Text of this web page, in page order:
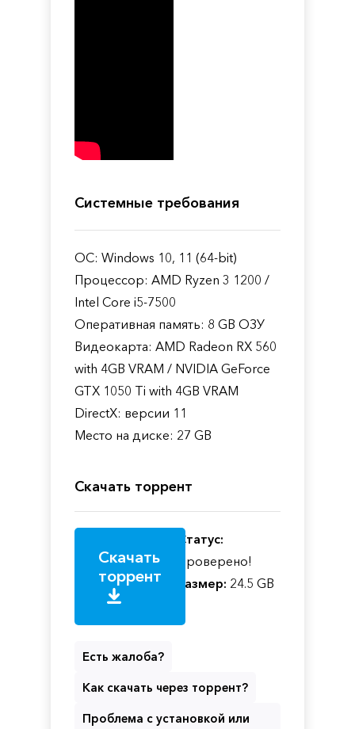
Системные требования
ОС: Windows 10, 11 (64-bit)
Процессор: AMD Ryzen 3 1200 /
Intel Core i5-7500
Оперативная память: 8 GB ОЗУ
Видеокарта: AMD Radeon RX 560
with 4GB VRAM / NVIDIA GeForce
GTX 1050 Ti with 4GB VRAM
DirectX: версии 11
Место на диске: 27 GB
Скачать торрент
Скачать
торрент
Статус:
Проверено!
Размер: 24.5 GB
Есть жалоба?
Как скачать через торрент?
Проблема с установкой или